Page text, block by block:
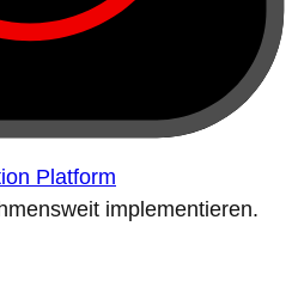
Platform
implementieren.